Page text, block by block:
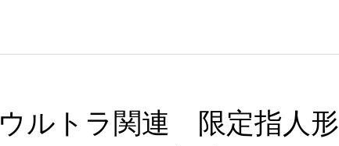
ウルトラ関連 限定指人形